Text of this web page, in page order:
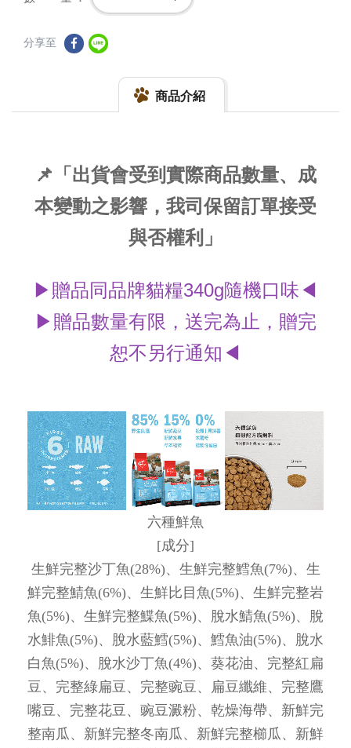
分享至
商品介紹
📌「出貨會受到實際商品數量、成
本變動之影響，我司保留訂單接受
與否權利」
▶贈品同品牌貓糧340g隨機口味◀
▶贈品數量有限，送完為止，贈完
恕不另行通知◀
六種鮮魚
[成分]
生鮮完整沙丁魚(28%)、生鮮完整鱈魚(7%)、生
鮮完整鯖魚(6%)、生鮮比目魚(5%)、生鮮完整岩
魚(5%)、生鮮完整鰈魚(5%)、脫水鯖魚(5%)、脫
水鯡魚(5%)、脫水藍鱈(5%)、鱈魚油(5%)、脫水
白魚(5%)、脫水沙丁魚(4%)、葵花油、完整紅扁
豆、完整綠扁豆、完整豌豆、扁豆纖維、完整鷹
嘴豆、完整花豆、豌豆澱粉、乾燥海帶、新鮮完
整南瓜、新鮮完整冬南瓜、新鮮完整櫛瓜、新鮮